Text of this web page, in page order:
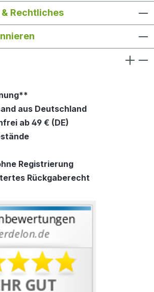
Rechtliches
aus Deutschland
ab 49 € (DE)
Registrierung
Rückgaberecht